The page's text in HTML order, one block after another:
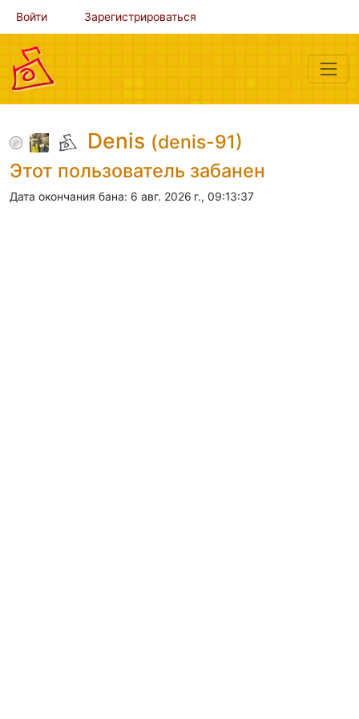
Войти Зарегистрироваться
Denis (denis-91)
Этот пользователь забанен
Дата окончания бана: 6 авг. 2026 г., 09:13:37